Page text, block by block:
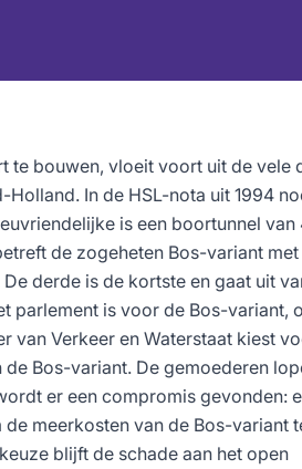
te bouwen, vloeit voort uit de vele
In de HSL-nota uit 1994
is een boortunnel
de zogeheten Bos-variant
derde is de kortste en gaat uit
parlement is voor de Bos-variant,
van Verkeer en Waterstaat kiest
Bos-variant. De gemoederen
er een compromis gevonden:
meerkosten van de Bos-variant
blijft de schade aan het open